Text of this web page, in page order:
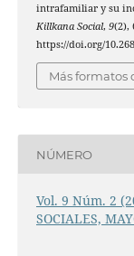
intrafamiliar y su
Killkana Social, 9(2),
https://doi.org/
Más formatos
NÚMERO
Vol. 9 Núm. 2
SOCIALES,